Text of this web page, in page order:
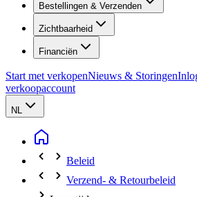
Bestellingen & Verzenden
Zichtbaarheid
Financiën
Start met verkopenNieuws & Storingen
verkoopaccount
NL
Beleid
Verzend- & Retourbeleid